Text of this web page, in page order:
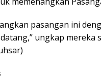
pasangan ini
ungkap mereka